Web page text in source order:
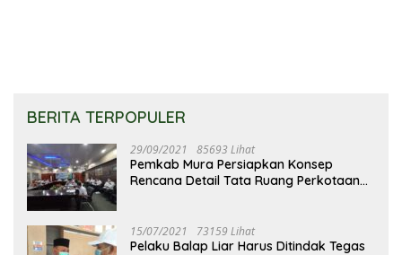
BERITA TERPOPULER
29/09/2021 85693 Lihat
Pemkab Mura Persiapkan Konsep
Rencana Detail Tata Ruang Perkotaan
15/07/2021 73159 Lihat
Pelaku Balap Liar Harus Ditindak Tegas